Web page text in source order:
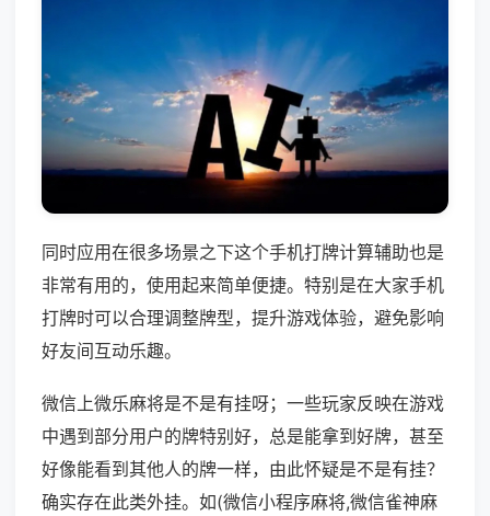
同时应用在很多场景之下这个手机打牌计算辅助也是
非常有用的，使用起来简单便捷。特别是在大家手机
打牌时可以合理调整牌型，提升游戏体验，避免影响
好友间互动乐趣。
微信上微乐麻将是不是有挂呀；一些玩家反映在游戏
中遇到部分用户的牌特别好，总是能拿到好牌，甚至
好像能看到其他人的牌一样，由此怀疑是不是有挂？
确实存在此类外挂。如(微信小程序麻将,微信雀神麻